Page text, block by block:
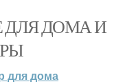
ДЛЯ ДОМА И
для дома